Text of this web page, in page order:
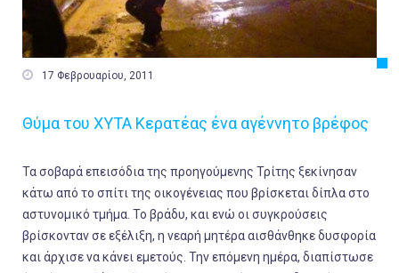
 17 Φεβρουαρίου, 2011
Θύμα του ΧΥΤΑ Κερατέας ένα αγέννητο βρέφος
Τα σοβαρά επεισόδια της προηγούμενης Τρίτης ξεκίνησαν
κάτω από το σπίτι της οικογένειας που βρίσκεται δίπλα στο
αστυνομικό τμήμα. Το βράδυ, και ενώ οι συγκρούσεις
βρίσκονταν σε εξέλιξη, η νεαρή μητέρα αισθάνθηκε δυσφορία
και άρχισε να κάνει εμετούς. Την επόμενη ημέρα, διαπίστωσε
Αστυνομικό Δελτίο